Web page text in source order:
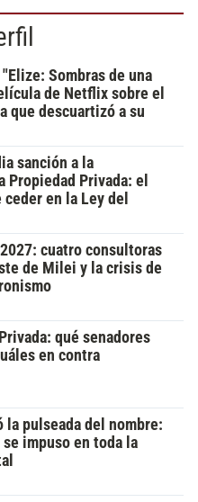
Sombras de una
de Netflix sobre el
que descuartizó a su
sanción a la
Privada: el
en la Ley del
cuatro consultoras
de Milei y la crisis de
qué senadores
en contra
la pulseada del nombre:
se impuso en toda la